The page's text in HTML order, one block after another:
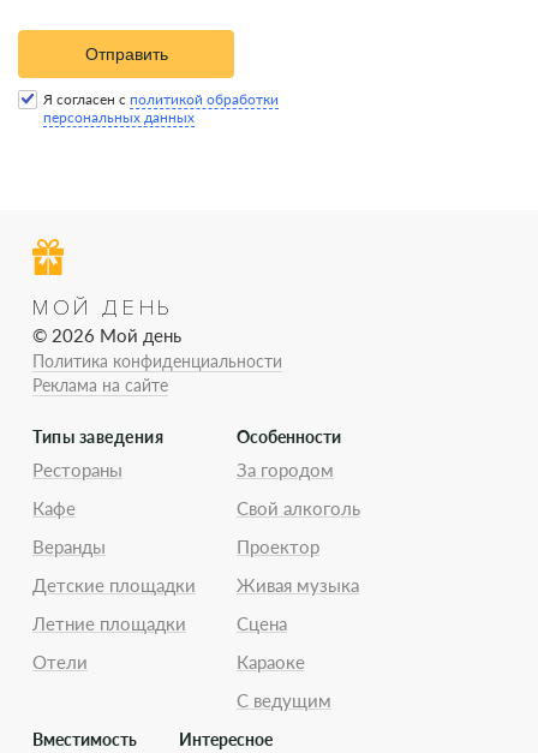
Отправить
Я согласен с политикой обработки
персональных данных
МОЙ ДЕНЬ
© 2026 Мой день
Политика конфиденциальности
Реклама на сайте
Типы заведения
Рестораны
Кафе
Веранды
Детские площадки
Летние площадки
Отели
Особенности
За городом
Свой алкоголь
Проектор
Живая музыка
Сцена
Караоке
С ведущим
Вместимость Интересное